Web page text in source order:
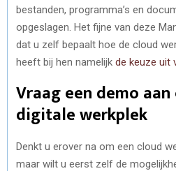
bestanden, programma’s en
opgeslagen. Het fijne van deze
dat u zelf bepaalt hoe de cloud
heeft bij hen namelijk de keuze uit
Vraag een demo
digitale werkplek
Denkt u erover na om een cloud
maar wilt u eerst zelf de